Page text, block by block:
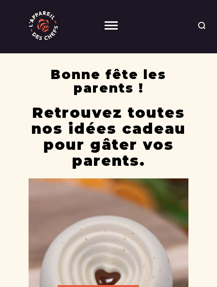
Bonne fête les
parents !
Retrouvez toutes
nos idées cadeau
pour gâter vos
parents.